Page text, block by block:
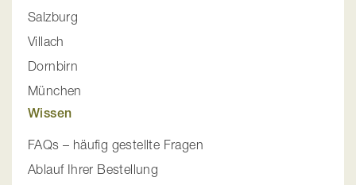
Salzburg
Villach
Dornbirn
München
Wissen
FAQs – häufig gestellte Fragen
Ablauf Ihrer Bestellung